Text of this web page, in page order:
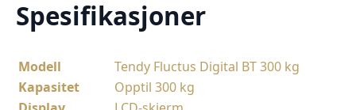
Spesifikasjoner
Modell
Tendy Fluctus Digital BT 300 kg
Kapasitet
Opptil 300 kg